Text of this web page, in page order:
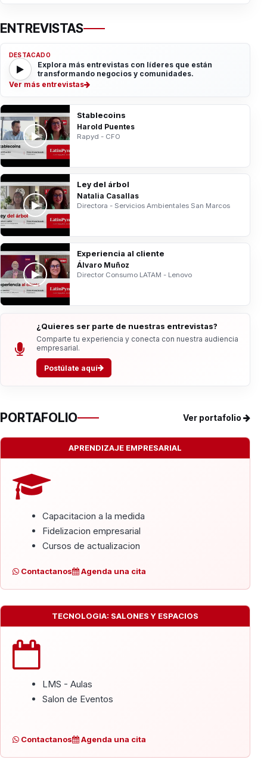
ENTREVISTAS
DESTACADO
Explora más entrevistas con líderes que están
transformando negocios y comunidades.
Ver más entrevistas
Stablecoins
Harold Puentes
Rapyd - CFO
Ley del árbol
Natalia Casallas
Directora - Servicios Ambientales San Marcos
Experiencia al cliente
Álvaro Muñoz
Director Consumo LATAM - Lenovo
¿Quieres ser parte de nuestras entrevistas?
Comparte tu experiencia y conecta con nuestra audiencia
empresarial.
Postúlate aquí
PORTAFOLIO Ver portafolio
APRENDIZAJE EMPRESARIAL
Capacitacion a la medida
Fidelizacion empresarial
Cursos de actualizacion
Contactanos Agenda una cita
TECNOLOGIA: SALONES Y ESPACIOS
LMS - Aulas
Salon de Eventos
Contactanos Agenda una cita